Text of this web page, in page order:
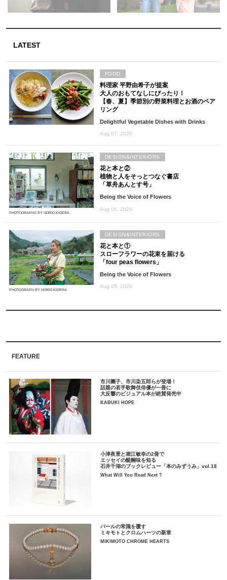
LATEST
料理家 平野由希子が提案
大人のおもてなしにぴったり！
【春、夏】季節別の野菜料理とお酒のペア
リング
Delightful Vegetable Dishes with Drinks
Aug 07, 2026
FOOD
PHOTOGRAPHS BY NORIO KIDERA
花と本と②
植物と人をそっとつなぐ書店
「草舟あんとす号」
Being the Voice of Flowers
Aug 06, 2026
DESIGN&INTERIORS
PHOTOGRAPH BY NORIO KIDERA
花と本と①
スローフラワーの花束を届ける
「four peas flowers」
Being the Voice of Flowers
Aug 05, 2026
DESIGN&INTERIORS
FEATURE
市川團子、市川染五郎らが登場！
話題の若手歌舞伎俳優が一冊に
大反響のビジュアル本が絶賛発売中
KABUKI HOPE
小津夜景と堀江敏幸の2冊で
エッセイの醍醐味を知る
石井千湖のブックレビュー「本のみずうみ」vol.18
What Will You Read Next ?
パールの常識を覆す
ミキモトとクロムハーツの新章
MIKIMOTO CHROME HEARTS